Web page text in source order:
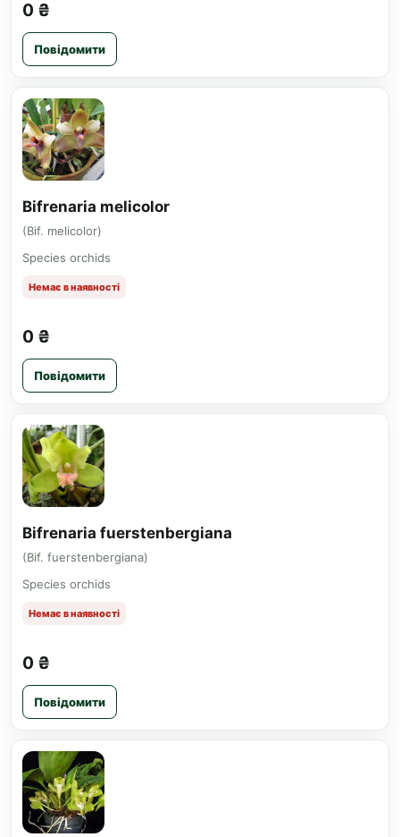
0 ₴
Повідомити
Bifrenaria melicolor
(Bif. melicolor)
Species orchids
Немає в наявності
0 ₴
Повідомити
Bifrenaria fuerstenbergiana
(Bif. fuerstenbergiana)
Species orchids
Немає в наявності
0 ₴
Повідомити